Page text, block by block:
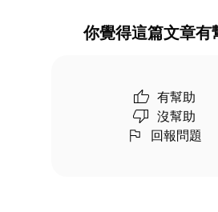
你覺得這篇文章有
有幫助
沒幫助
回報問題